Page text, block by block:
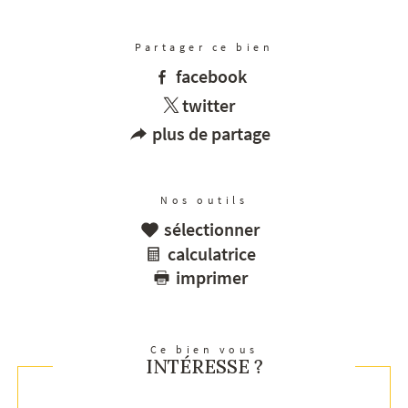
Partager ce bien
facebook
twitter
plus de partage
Nos outils
sélectionner
calculatrice
imprimer
Ce bien vous
INTÉRESSE ?